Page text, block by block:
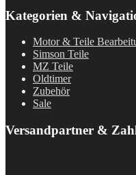
Kategorien &
Motor & Teile
Simson Teile
MZ Teile
Oldtimer
Zubehör
Sale
Versandpartner &